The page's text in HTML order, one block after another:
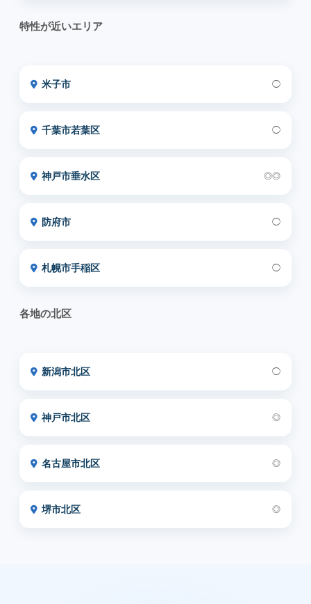
特性が近いエリア
米子市 ◯
千葉市若葉区 ◯
神戸市垂水区 ◎◎
防府市 ◯
札幌市手稲区 ◯
各地の北区
新潟市北区 ◯
神戸市北区 ◎
名古屋市北区 ◎
堺市北区 ◎